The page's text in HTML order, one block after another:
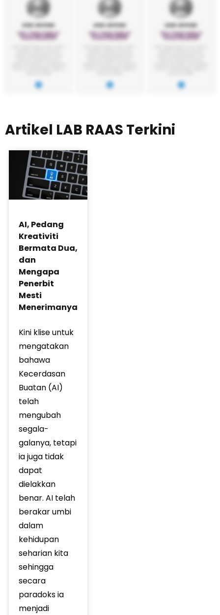
Artikel LAB RAAS Terkini
AI, Pedang
Kreativiti
Bermata Dua,
dan
Mengapa
Penerbit
Mesti
Menerimanya
Kini klise untuk
mengatakan
bahawa
Kecerdasan
Buatan (AI)
telah
mengubah
segala-
galanya, tetapi
ia juga tidak
dapat
dielakkan
benar. AI telah
berakar umbi
dalam
kehidupan
seharian kita
sehingga
secara
paradoks ia
menjadi